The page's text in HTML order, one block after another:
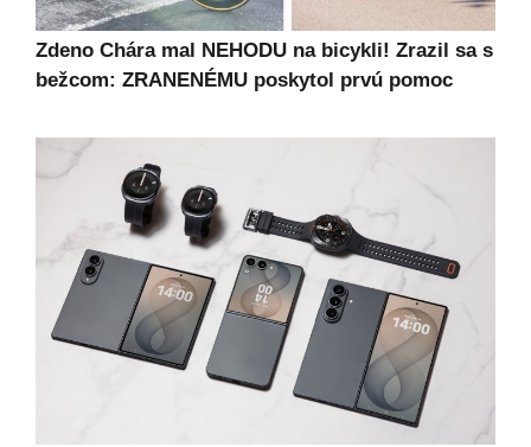
Zdeno Chára mal NEHODU na bicykli! Zrazil sa s
bežcom: ZRANENÉMU poskytol prvú pomoc